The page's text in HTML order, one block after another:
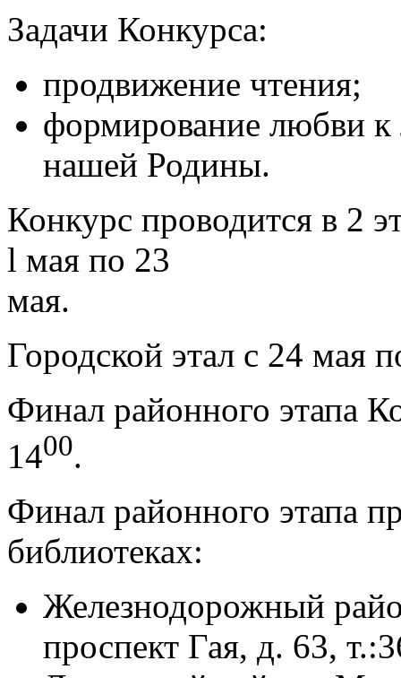
Задачи Конкурса:
продвижение чтения;
формирование любви к
нашей Родины.
Конкурс проводится в 2
l мая по 23
мая.
Городской этал с 24 мая
Финал районного этапа
1400.
Финал районного этапа
библиотеках:
Железнодорожный
проспект Гая, д. 63,